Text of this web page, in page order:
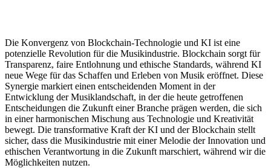
Die Konvergenz von Blockchain-Technologie und KI ist eine
potenzielle Revolution für die Musikindustrie. Blockchain sorgt für
Transparenz, faire Entlohnung und ethische Standards, während KI
neue Wege für das Schaffen und Erleben von Musik eröffnet. Diese
Synergie markiert einen entscheidenden Moment in der
Entwicklung der Musiklandschaft, in der die heute getroffenen
Entscheidungen die Zukunft einer Branche prägen werden, die sich
in einer harmonischen Mischung aus Technologie und Kreativität
bewegt. Die transformative Kraft der KI und der Blockchain stellt
sicher, dass die Musikindustrie mit einer Melodie der Innovation und
ethischen Verantwortung in die Zukunft marschiert, während wir die
Möglichkeiten nutzen.